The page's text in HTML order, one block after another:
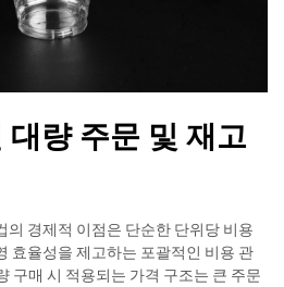
대량 주문 및 재고
의 경제적 이점은 단순한 단위당 비용
효율성을 제고하는 포괄적인 비용 관
구매 시 적용되는 가격 구조는 큰 주문